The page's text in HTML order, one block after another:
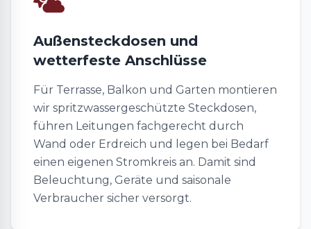
Außensteckdosen und
wetterfeste Anschlüsse
Für Terrasse, Balkon und Garten montieren
wir spritzwassergeschützte Steckdosen,
führen Leitungen fachgerecht durch
Wand oder Erdreich und legen bei Bedarf
einen eigenen Stromkreis an. Damit sind
Beleuchtung, Geräte und saisonale
Verbraucher sicher versorgt.